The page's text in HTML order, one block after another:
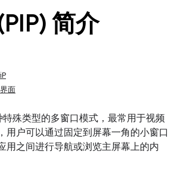
简介
面
殊类型的多窗口模式，最常用于视频
用户可以通过固定到屏幕一角的小窗口
用之间进行导航或浏览主屏幕上的内